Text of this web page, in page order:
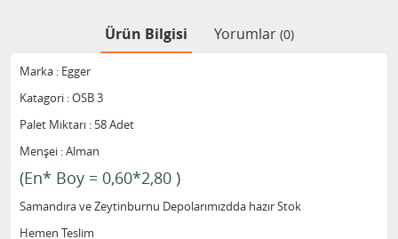
Ürün Bilgisi Yorumlar (0)
Marka : Egger
Katagori : OSB 3
Palet Miktarı : 58 Adet
Menşei : Alman
(En* Boy = 0,60*2,80 )
Samandıra ve Zeytinburnu Depolarımızdda hazır Stok
Hemen Teslim